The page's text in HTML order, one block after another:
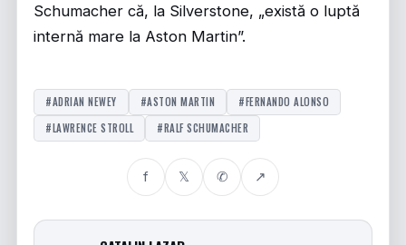
Schumacher că, la Silverstone, „există o luptă
internă mare la Aston Martin”.
#ADRIAN NEWEY #ASTON MARTIN
#FERNANDO ALONSO
#LAWRENCE STROLL
#RALF SCHUMACHER
f 𝕏 ✆ ↗